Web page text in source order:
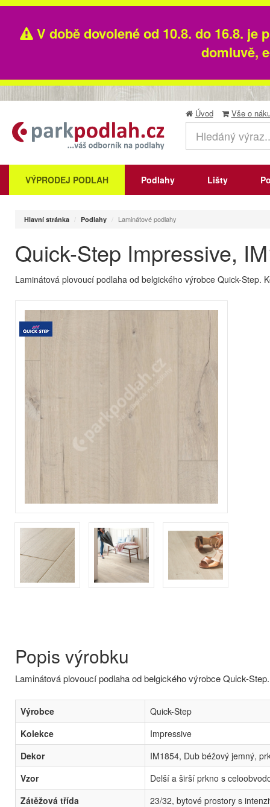
V době dovolené od 10.8. do 16.8. je
domluvě,
Úvod Vše o
VÝPRODEJ PODLAH Podlahy Lišty
Hlavní stránka Podlahy Laminátové podlahy
Quick-Step Impressive,
Laminátová plovoucí podlaha od belgického výrobce Quick-Step.
Popis výrobku
Laminátová plovoucí podlaha od belgického výrobce Quick-
Výrobce
Quick-Step
Kolekce
Impressive
Dekor
IM1854, Dub béžový jemný,
Vzor
Delší a širší prkno s
Zátěžová třída
23/32, bytové prostory s